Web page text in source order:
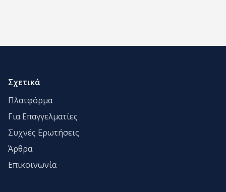
Σχετικά
Πλατφόρμα
Για Επαγγελματίες
Συχνές Ερωτήσεις
Άρθρα
Επικοινωνία